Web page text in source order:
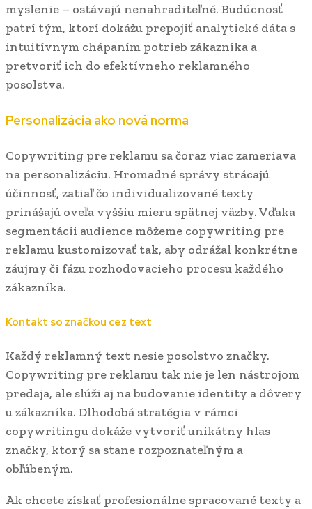
myslenie – ostávajú nenahraditeľné. Budúcnosť
patrí tým, ktorí dokážu prepojiť analytické dáta s
intuitívnym chápaním potrieb zákazníka a
pretvoriť ich do efektívneho reklamného
posolstva.
Personalizácia ako nová norma
Copywriting pre reklamu sa čoraz viac zameriava
na personalizáciu. Hromadné správy strácajú
účinnosť, zatiaľ čo individualizované texty
prinášajú oveľa vyššiu mieru spätnej väzby. Vďaka
segmentácii audience môžeme copywriting pre
reklamu kustomizovať tak, aby odrážal konkrétne
záujmy či fázu rozhodovacieho procesu každého
zákazníka.
Kontakt so značkou cez text
Každý reklamný text nesie posolstvo značky.
Copywriting pre reklamu tak nie je len nástrojom
predaja, ale slúži aj na budovanie identity a dôvery
u zákazníka. Dlhodobá stratégia v rámci
copywritingu dokáže vytvoriť unikátny hlas
značky, ktorý sa stane rozpoznateľným a
obľúbeným.
Ak chcete získať profesionálne spracované texty a